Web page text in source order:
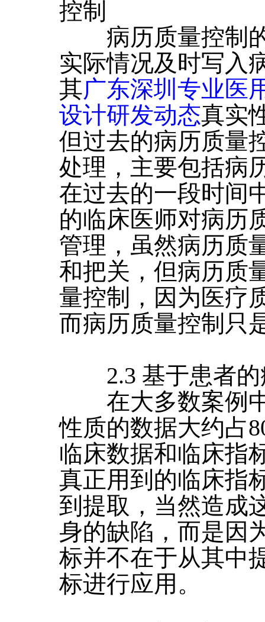
控制
病历质量控制的
实际情况及时写入
其广东深圳专业医
设计研发动态真实
但过去的病历质量
处理，主要包括病
在过去的一段时间
的临床医师对病历
管理，虽然病历质
和把关，但病历质
量控制，因为医疗
而病历质量控制只
2.3 基于患者的
在大多数案例中
性质的数据大约占
临床数据和临床指
真正用到的临床指
到提取，当然造成
身的缺陷，而是因
标并不在于从其中
标进行应用。